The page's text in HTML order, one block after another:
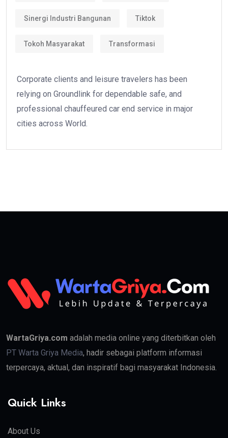
Sinergi Industri Bangunan Tiktok
Tokoh Masyarakat Transformasi
Corporate clients and leisure travelers has been
relying on Groundlink for dependable safe, and
professional chauffeured car end service in major
cities across World.
WartaGriya.com adalah media online yang diterbitkan oleh
PT Warta Griya Media, hadir sebagai platform informasi
terpercaya, aktual, dan inspiratif bagi masyarakat Indonesia.
Quick Links
About Us